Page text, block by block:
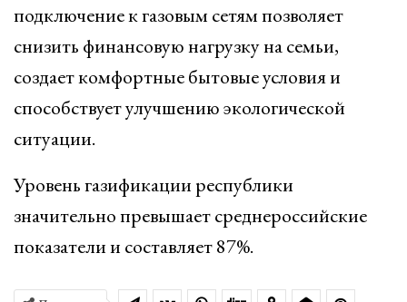
подключение к газовым сетям позволяет
снизить финансовую нагрузку на семьи,
создает комфортные бытовые условия и
способствует улучшению экологической
ситуации.
Уровень газификации республики
значительно превышает среднероссийские
показатели и составляет 87%.